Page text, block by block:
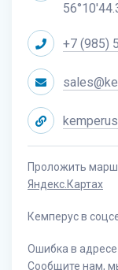
+7 (985)
Проложить
Яндекс.Картах
Кемперус в
Ошибка в адресе
Сообщите нам,